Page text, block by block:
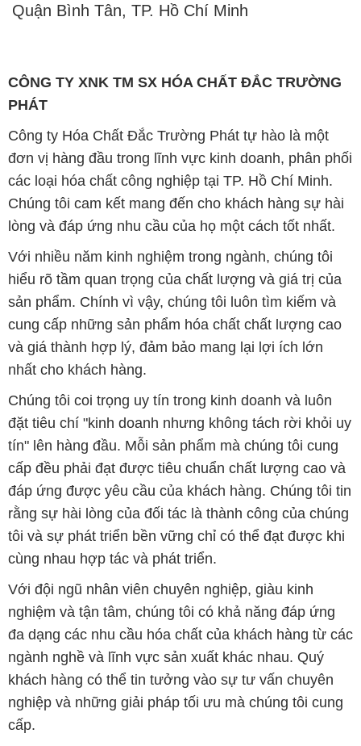
Quận Bình Tân, TP. Hồ Chí Minh
CÔNG TY XNK TM SX HÓA CHẤT ĐẮC TRƯỜNG
PHÁT
Công ty Hóa Chất Đắc Trường Phát tự hào là một
đơn vị hàng đầu trong lĩnh vực kinh doanh, phân phối
các loại hóa chất công nghiệp tại TP. Hồ Chí Minh.
Chúng tôi cam kết mang đến cho khách hàng sự hài
lòng và đáp ứng nhu cầu của họ một cách tốt nhất.
Với nhiều năm kinh nghiệm trong ngành, chúng tôi
hiểu rõ tầm quan trọng của chất lượng và giá trị của
sản phẩm. Chính vì vậy, chúng tôi luôn tìm kiếm và
cung cấp những sản phẩm hóa chất chất lượng cao
và giá thành hợp lý, đảm bảo mang lại lợi ích lớn
nhất cho khách hàng.
Chúng tôi coi trọng uy tín trong kinh doanh và luôn
đặt tiêu chí "kinh doanh nhưng không tách rời khỏi uy
tín" lên hàng đầu. Mỗi sản phẩm mà chúng tôi cung
cấp đều phải đạt được tiêu chuẩn chất lượng cao và
đáp ứng được yêu cầu của khách hàng. Chúng tôi tin
rằng sự hài lòng của đối tác là thành công của chúng
tôi và sự phát triển bền vững chỉ có thể đạt được khi
cùng nhau hợp tác và phát triển.
Với đội ngũ nhân viên chuyên nghiệp, giàu kinh
nghiệm và tận tâm, chúng tôi có khả năng đáp ứng
đa dạng các nhu cầu hóa chất của khách hàng từ các
ngành nghề và lĩnh vực sản xuất khác nhau. Quý
khách hàng có thể tin tưởng vào sự tư vấn chuyên
nghiệp và những giải pháp tối ưu mà chúng tôi cung
cấp.